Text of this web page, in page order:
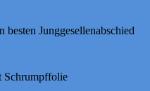
besten Junggesellenabschied
Schrumpffolie